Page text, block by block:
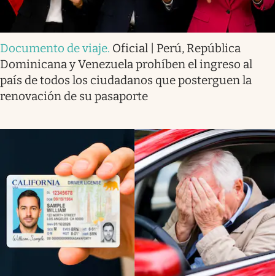
Documento de viaje. Oficial | Perú, República
Dominicana y Venezuela prohíben el ingreso al
país de todos los ciudadanos que posterguen la
renovación de su pasaporte